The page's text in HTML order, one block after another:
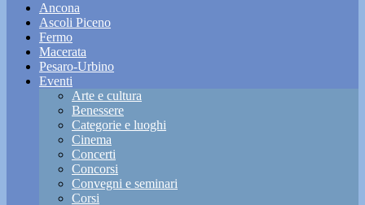
Ancona
Ascoli Piceno
Fermo
Macerata
Pesaro-Urbino
Eventi
Arte e cultura
Benessere
Categorie e luoghi
Cinema
Concerti
Concorsi
Convegni e seminari
Corsi